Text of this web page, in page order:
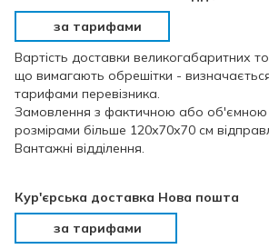
за тарифами
Вартість доставки великогабаритних
що вимагають обрешітки -
тарифами перевізника.
Замовлення з фактичною або об'ємною
розмірами більше 120х70х70 см
Вантажні відділення.
Кур'єрська доставка Нова пошта
за тарифами